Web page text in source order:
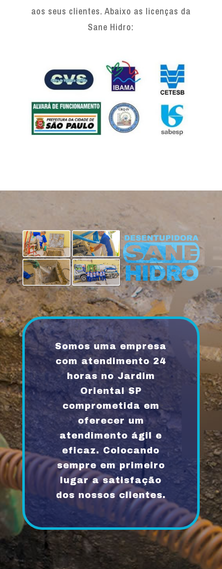
aos seus clientes. Abaixo as licenças da
Sane Hidro:
Somos uma empresa
com atendimento 24
horas no Jardim
Oriental SP
comprometida em
oferecer um
atendimento ágil e
eficaz. Colocando
sempre em primeiro
lugar a satisfação
dos nossos clientes.